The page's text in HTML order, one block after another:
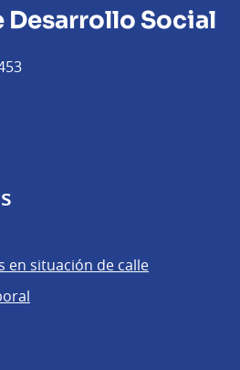
Social
en situación de calle